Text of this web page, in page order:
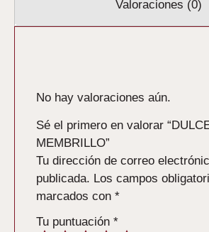
Valoraciones (0)
No hay valoraciones aún.
Sé el primero en valorar
MEMBRILLO”
Tu dirección de correo
publicada. Los campos
marcados con *
Tu puntuación *